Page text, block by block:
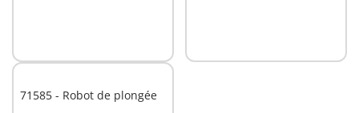
71585 - Robot de plongée